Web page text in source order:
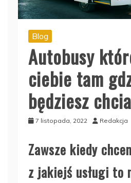
Blog
Autobusy
ciebie tam
będziesz
7 listopada, 2022 Redakcja
Zawsze kiedy
z jakiejś usługi to